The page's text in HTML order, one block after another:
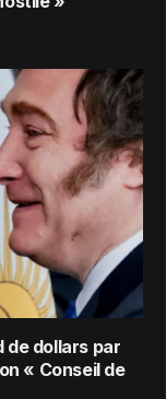
de dollars par
« Conseil de